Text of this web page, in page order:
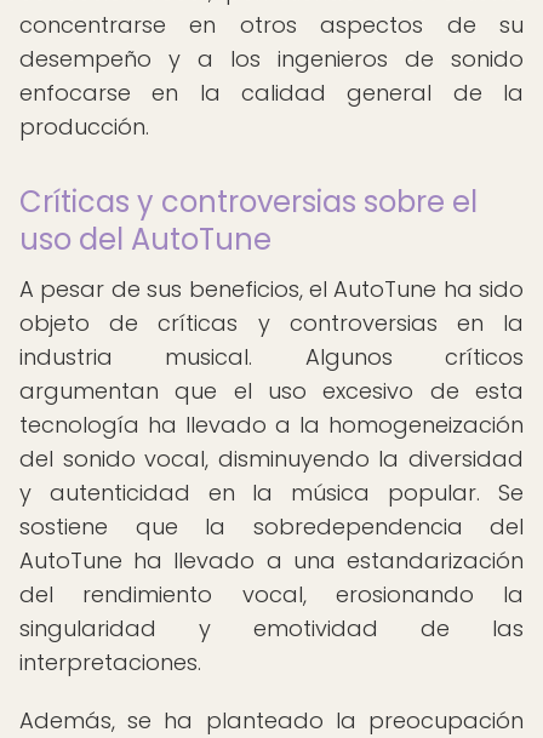
concentrarse en otros aspectos de su
desempeño y a los ingenieros de sonido
enfocarse en la calidad general de la
producción.
Críticas y controversias sobre el
uso del AutoTune
A pesar de sus beneficios, el AutoTune ha sido
objeto de críticas y controversias en la
industria musical. Algunos críticos
argumentan que el uso excesivo de esta
tecnología ha llevado a la homogeneización
del sonido vocal, disminuyendo la diversidad
y autenticidad en la música popular. Se
sostiene que la sobredependencia del
AutoTune ha llevado a una estandarización
del rendimiento vocal, erosionando la
singularidad y emotividad de las
interpretaciones.
Además, se ha planteado la preocupación